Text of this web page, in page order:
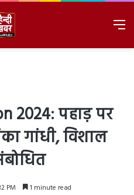
2024: पहाड़ पर
गांधी, विशाल
PM 1 minute read